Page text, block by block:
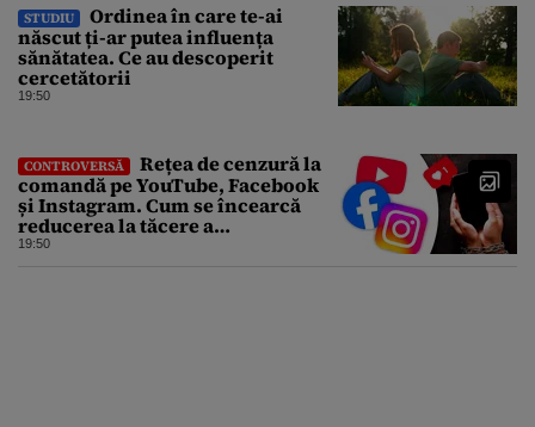
STUDIU
Ordinea în care te-ai
născut ți-ar putea influența
sănătatea. Ce au descoperit
cercetătorii
19:50
CONTROVERSĂ
Rețea de cenzură la
comandă pe YouTube, Facebook
și Instagram. Cum se încearcă
reducerea la tăcere a
investigațiilor de presă de pe
19:50